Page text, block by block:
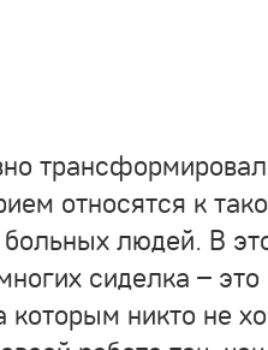
относятся к
людей. В
сиделка – это
которым никто не